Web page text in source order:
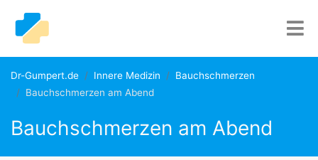
Dr-Gumpert.de Innere Medizin
Bauchschmerzen
Bauchschmerzen am Abend
Bauchschmerzen am Abend